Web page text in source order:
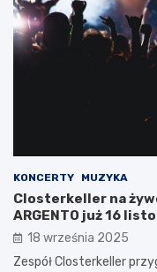
KONCERTY MUZYKA
Closterkeller na
ARGENTO już 16
18 września 2025
Zespół Closterkeller